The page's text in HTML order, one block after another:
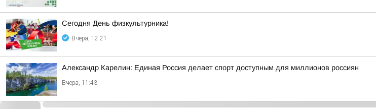
Сегодня День физкультурника!
Вчера, 12:21
Александр Карелин: Единая Россия делает спорт доступным для миллионов россиян
Вчера, 11:43